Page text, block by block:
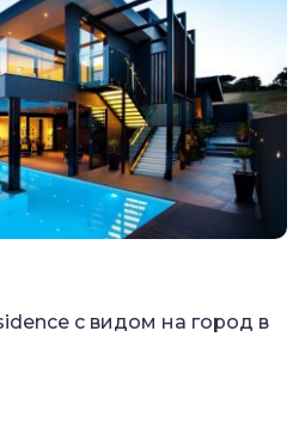
с видом на город в